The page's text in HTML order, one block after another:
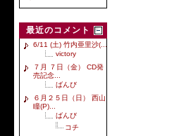
最近のコメント
6/11 (土) 竹内亜里沙(...
victory
７月 ７日（金） CD発
売記念...
ばんび
６月２５日（日） 西山
瞳(P)...
ばんび
コチ